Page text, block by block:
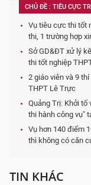
CHỦ ĐỀ : TIÊU CỰC
Vụ tiêu cực thi tốt
thi, 1 trường hợp
Sở GD&ĐT xử lý
thi tốt nghiệp
2 giáo viên và 9
THPT Lê Trực
Quảng Trị: Khởi tố
thi hành công vụ"
Vụ hơn 140 điểm
thì không có căn
TIN KHÁC